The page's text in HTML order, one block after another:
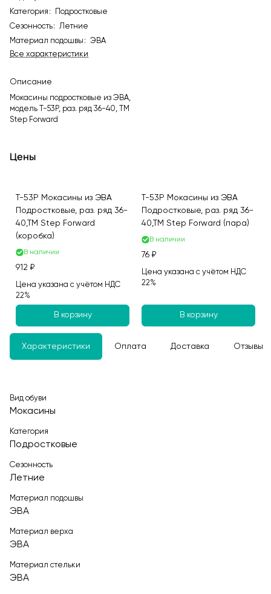
Категория :
Подростковые
Сезонность:
Летние
Материал подошвы :
ЭВА
Все характеристики
Описание
Мокасины подростковые из ЭВА,
модель T-53P, раз. ряд 36-40, ТМ
Step Forward
Цены
T-53P Мокасины из ЭВА
Подростковые, раз. ряд 36-
40,ТМ Step Forward
(коробка)
В наличии
912 ₽
Цена указана с учётом НДС
22%
В корзину
T-53P Мокасины из ЭВА
Подростковые, раз. ряд 36-
40,ТМ Step Forward (пара)
В наличии
76 ₽
Цена указана с учётом НДС
22%
В корзину
Характеристики Оплата Доставка Отзывы
Вид обуви
Мокасины
Категория
Подростковые
Сезонность
Летние
Материал подошвы
ЭВА
Материал верха
ЭВА
Материал стельки
ЭВА